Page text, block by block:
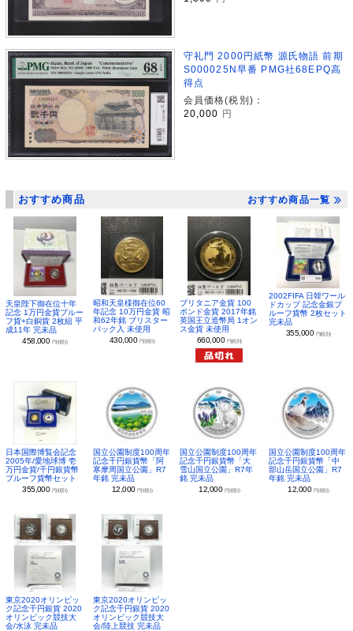
守礼門 2000円紙幣 源氏物語 前期
S000025N早番 PMG社68EPQ高
得点
会員価格(税別)：
20,000 円
おすすめ商品 おすすめ商品一覧
天皇陛下御在位十年
記念 1万円金貨プルー
フ貨+白銅貨 2枚組 平
成11年 完未品
458,000 円(税別)
昭和天皇様御在位60
年記念 10万円金貨 昭
和62年銘 ブリスター
パック入 未使用
430,000 円(税別)
ブリタニア金貨 100
ポンド金貨 2017年銘
英国王立造幣局 1オン
ス金貨 未使用
660,000 円(税別)
2002FIFA 日韓ワール
ドカップ 記念金銀プ
ルーフ貨幣 2枚セット
完未品
355,000 円(税別)
日本国際博覧会記念
2005年/愛地球博 壱
万円金貨/千円銀貨幣
プルーフ貨幣セット
355,000 円(税別)
国立公園制度100周年
記念千円銀貨幣「阿
寒摩周国立公園」R7
年銘 完未品
12,000 円(税別)
国立公園制度100周年
記念千円銀貨幣「大
雪山国立公園」R7年
銘 完未品
12,000 円(税別)
国立公園制度100周年
記念千円銀貨幣「中
部山岳国立公園」R7
年銘 完未品
12,000 円(税別)
東京2020オリンピッ
ク記念千円銀貨 2020
オリンピック競技大
会/水泳 完未品
東京2020オリンピッ
ク記念千円銀貨 2020
オリンピック競技大
会/陸上競技 完未品